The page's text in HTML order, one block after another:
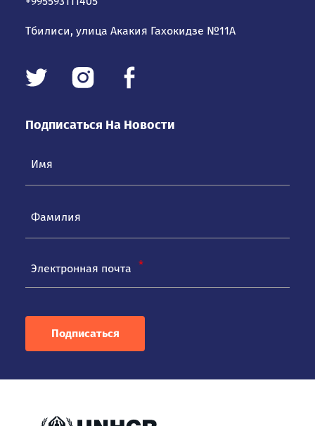
Тбилиси, улица Акакия Гахокидзе №11А
Подписаться На Новости
Электронная почта
Подписаться